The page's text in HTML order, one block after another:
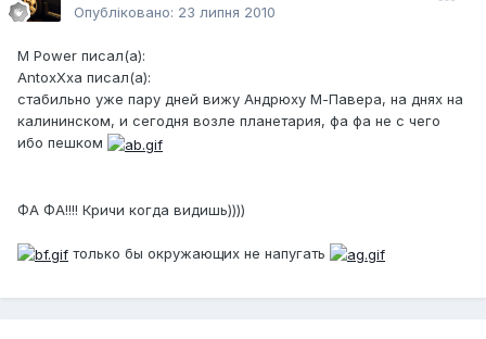
Опубліковано: 23 липня 2010
M Power писал(а):
AntoxXxa писал(а):
стабильно уже пару дней вижу Андрюху М-Павера, на днях на
калининском, и сегодня возле планетария, фа фа не с чего
ибо пешком
ФА ФА!!!! Кричи когда видишь))))
только бы окружающих не напугать